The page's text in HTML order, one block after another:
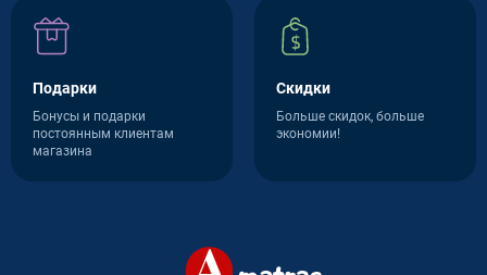
Подарки
Бонусы и подарки
постоянным клиентам
магазина
Скидки
Больше скидок, больше
экономии!